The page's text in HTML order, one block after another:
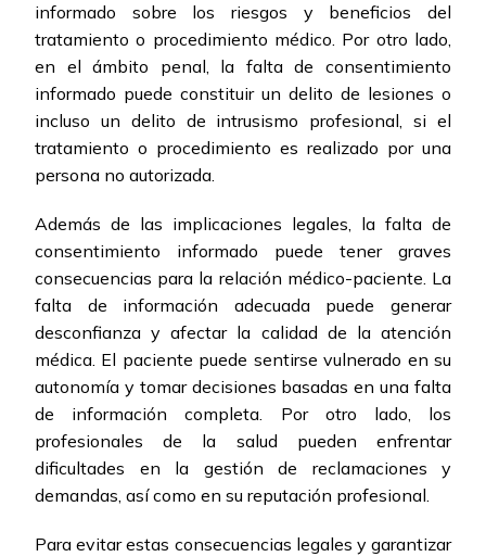
informado sobre los riesgos y beneficios del
tratamiento o procedimiento médico. Por otro lado,
en el ámbito penal, la falta de consentimiento
informado puede constituir un delito de lesiones o
incluso un delito de intrusismo profesional, si el
tratamiento o procedimiento es realizado por una
persona no autorizada.
Además de las implicaciones legales, la falta de
consentimiento informado puede tener graves
consecuencias para la relación médico-paciente. La
falta de información adecuada puede generar
desconfianza y afectar la calidad de la atención
médica. El paciente puede sentirse vulnerado en su
autonomía y tomar decisiones basadas en una falta
de información completa. Por otro lado, los
profesionales de la salud pueden enfrentar
dificultades en la gestión de reclamaciones y
demandas, así como en su reputación profesional.
Para evitar estas consecuencias legales y garantizar